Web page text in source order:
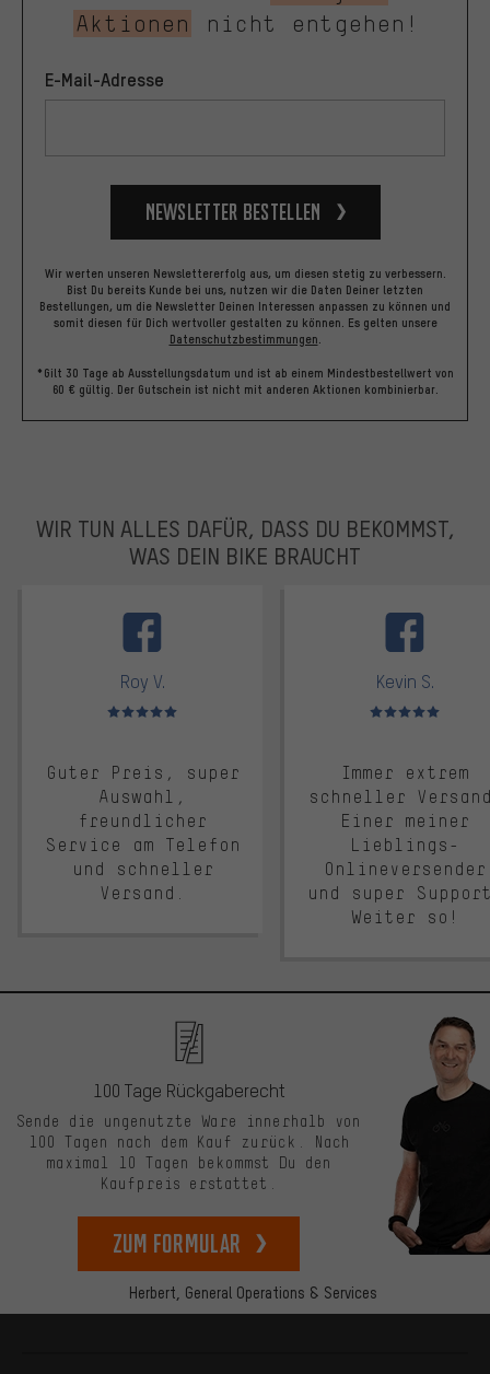
Aktionen
nicht entgehen!
E-Mail-Adresse
Newsletter bestellen
Wir werten unseren Newslettererfolg aus, um diesen stetig zu verbessern.
Bist Du bereits Kunde bei uns, nutzen wir die Daten Deiner letzten
Bestellungen, um die Newsletter Deinen Interessen anpassen zu können und
somit diesen für Dich wertvoller gestalten zu können. Es gelten unsere
Datenschutzbestimmungen.
*Gilt 30 Tage ab Ausstellungsdatum und ist ab einem Mindestbestellwert von
60 € gültig. Der Gutschein ist nicht mit anderen Aktionen kombinierbar.
WIR TUN ALLES DAFÜR, DASS DU BEKOMMST,
WAS DEIN BIKE BRAUCHT
Roy V.
Bewertungen: 5 von 5
Guter Preis, super
Auswahl,
freundlicher
Service am Telefon
und schneller
Versand.
Kevin S.
Bewertungen: 5 von 5
Immer extrem
schneller
Einer meiner
Lieblings-
Onlineversender
und super
Weiter so!
Herbert, General Operations & Services
100 Tage Rückgaberecht
Sende die ungenutzte Ware innerhalb von
100 Tagen nach dem Kauf zurück. Nach
maximal 10 Tagen bekommst Du den
Kaufpreis erstattet.
zum Formular